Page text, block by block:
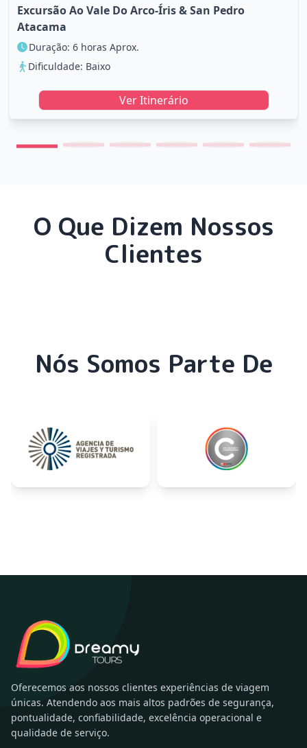
Excursão Ao Vale Do Arco-Íris & San Pedro
Atacama
Duração: 6 horas Aprox.
Dificuldade: Baixo
Ver Itinerário
O Que Dizem Nossos
Clientes
Nós Somos Parte De
Oferecemos aos nossos clientes experiências de viagem
únicas. Atendendo aos mais altos padrões de segurança,
pontualidade, confiabilidade, excelência operacional e
qualidade de serviço.